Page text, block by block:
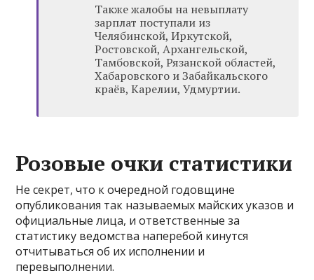
Также жалобы на невыплату
зарплат поступали из
Челябинской, Иркутской,
Ростовской, Архангельской,
Тамбовской, Рязанской областей,
Хабаровского и Забайкальского
краёв, Карелии, Удмуртии.
Розовые очки статистики
Не секрет, что к очередной годовщине
опубликования так называемых майских указов и
официальные лица, и ответственные за
статистику ведомства наперебой кинутся
отчитываться об их исполнении и
перевыполнении.